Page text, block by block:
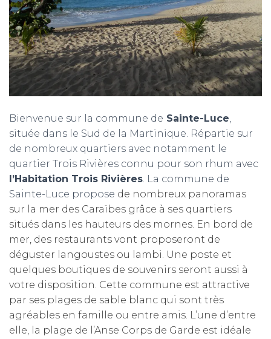
N
Bienvenue sur la commune de Sainte-Luce
située dans le Sud de la Martinique. Répartie sur
de nombreux quartiers avec notamment le
quartier Trois Rivières connu pour son rhum avec
l’Habitation Trois Rivières . La commune de
Sainte-Luce propose de nombreux panoramas
sur la mer des Caraïbes grâce à ses quartiers
situés dans les hauteurs des mornes. En bord de
mer, des restaurants vont proposeront de
déguster langoustes ou lambi. Une poste et
quelques boutiques de souvenirs seront aussi à
votre disposition. Cette commune est attractive
par ses plages de sable blanc qui sont très
agréables en famille ou entre amis. L’une d’entre
elle, la plage de l’Anse Corps de Garde est idéale